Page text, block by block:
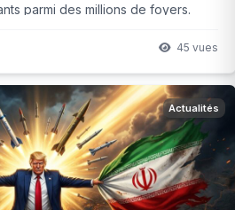
parmi des millions de foyers.
? La suite révèle les détails qui
45 vues
Actualités